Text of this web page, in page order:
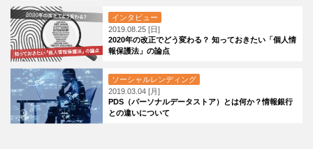
インタビュー
2019.08.25 [日]
2020年の改正でどう変わる？ 知っておきたい「個人情
報保護法」の論点
ソーシャルレンディング
2019.03.04 [月]
PDS（パーソナルデータストア）とは何か？情報銀行
との違いについて